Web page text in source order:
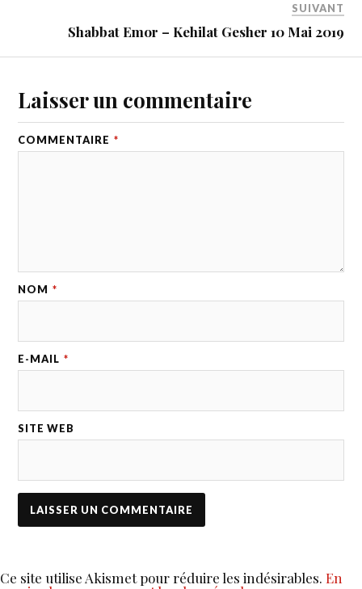
SUIVANT
Shabbat Emor – Kehilat Gesher 10 Mai 2019
Laisser un commentaire
COMMENTAIRE *
NOM *
E-MAIL *
SITE WEB
Ce site utilise Akismet pour réduire les indésirables. En